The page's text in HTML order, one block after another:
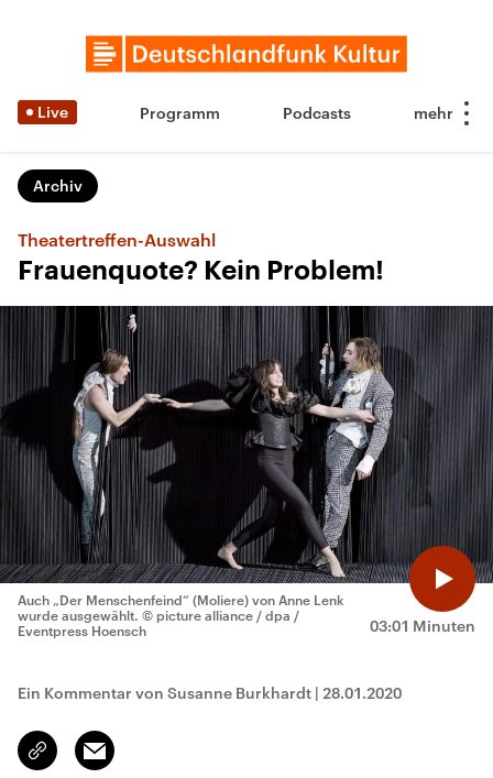
Live Programm Podcasts
Archiv
Theatertreffen-Auswahl
Frauenquote? Kein Problem!
03:01 Minuten
Auch „Der Menschenfeind“ (Moliere) von Anne Lenk
wurde ausgewählt. © picture alliance / dpa /
Eventpress Hoensch
Ein Kommentar von Susanne Burkhardt | 28.01.2020
Link
kopieren/teilen
Email